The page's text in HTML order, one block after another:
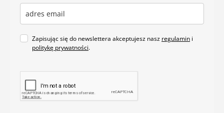
Zapisując się do newslettera akceptujesz nasz regulamin i
politykę prywatności.